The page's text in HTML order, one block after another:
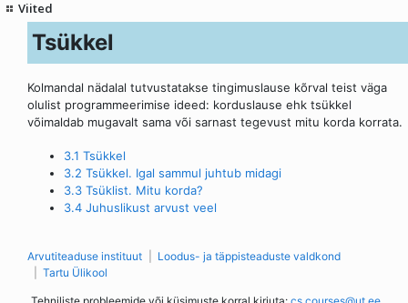
Viited
Tsükkel
Kolmandal nädalal tutvustatakse tingimuslause kõrval teist väga
olulist programmeerimise ideed: korduslause ehk tsükkel
võimaldab mugavalt sama või sarnast tegevust mitu korda korrata.
3.1 Tsükkel
3.2 Tsükkel. Igal sammul juhtub midagi
3.3 Tsüklist. Mitu korda?
3.4 Juhuslikust arvust veel
Arvutiteaduse instituut
Loodus- ja täppisteaduste valdkond
Tartu Ülikool